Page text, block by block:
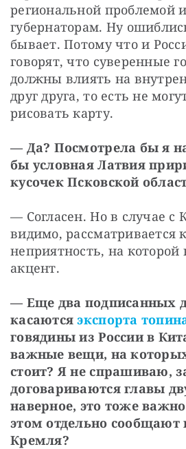
региональной проблемой
губернаторам. Ну
бывает. Потому что и
говорят, что суверенные
должны влиять на
друг друга, то есть не
рисовать карту.
— Да? Посмотрела бы я
бы условная Латвия
кусочек Псковской
— Согласен. Но в случае с
видимо, рассматривается
неприятность, на которой
акцент.
— Еще два подписанных
касаются экспорта
говядины из России в
важные вещи, на
стоит? Я не спрашиваю,
договариваются главы
наверное, это тоже
этом отдельно сообщают
Кремля?